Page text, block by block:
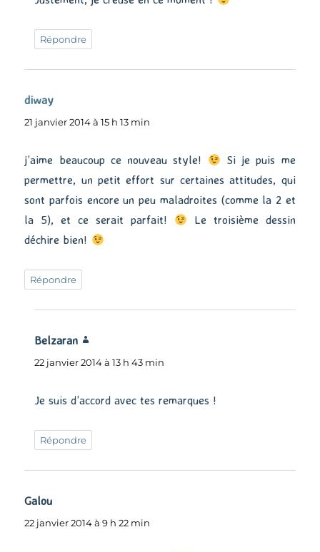
Répondre
diway
21 janvier 2014 à 15 h 13 min
j’aime beaucoup ce nouveau style!
Si je puis me
permettre, un petit effort sur certaines attitudes, qui
sont parfois encore un peu maladroites (comme la 2 et
la 5), et ce serait parfait!
Le troisième dessin
déchire bien!
Répondre
Belzaran
22 janvier 2014 à 13 h 43 min
Je suis d’accord avec tes remarques !
Répondre
Galou
22 janvier 2014 à 9 h 22 min